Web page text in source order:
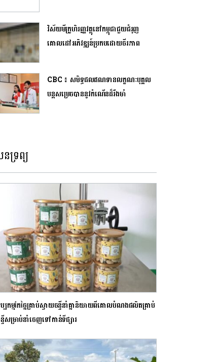
វិស័យមីក្រូហិរញ្ញវត្ថុនៅកម្ពុជាជួយជំរុញ
គោលដៅអភិវឌ្ឍន៍ប្រកបដោយចីរភាព
CBC ៖ សមិទ្ធផលឥណទានលក្ខណៈបុគ្គល​
បន្តសម្រេចបាននូវ​កំណើន​ដ៏រឹងមាំ
ទ្រព្យ
បកម្មកែច្នៃគ្រាប់ស្វាយចន្ទីនាំគ្នានិយាយពីគោលបំណងផលិតគ្រាប់
ទីសម្រាប់នាំចេញទៅកាន់ទីផ្សារ